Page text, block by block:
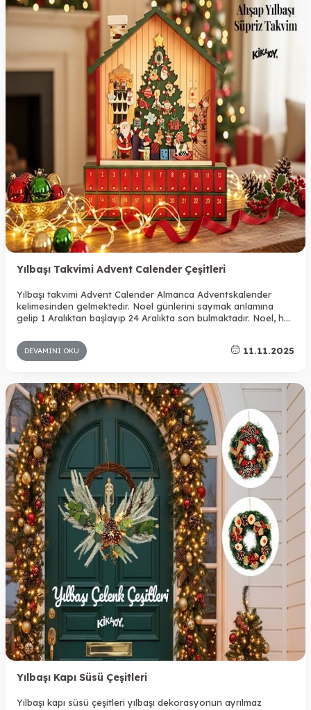
Yılbaşı Takvimi Advent Calender Çeşitleri
Yılbaşı takvimi Advent Calender Almanca Adventskalender
kelimesinden gelmektedir. Noel günlerini saymak anlamına
gelip 1 Aralıktan başlayıp 24 Aralıkta son bulmaktadır. Noel, her
Doğuş Bayramı, Kutsal Doğuş ve Milat Yortusu olarak da
bilinmektedir. Hristiyanlar açısından son derece önemlidir ve bu
DEVAMINI OKU 11.11.2025
Yılbaşı Kapı Süsü Çeşitleri
Yılbaşı kapı süsü çeşitleri yılbaşı dekorasyonun ayrılmaz